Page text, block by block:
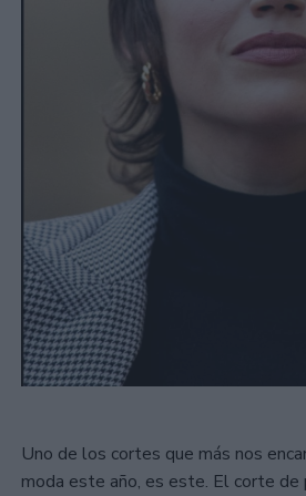
Uno de los cortes que más nos
moda este año, es este. El corte